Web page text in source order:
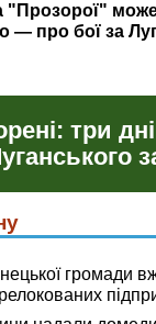
грн: огляд
три
громади